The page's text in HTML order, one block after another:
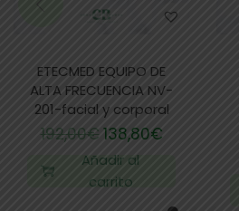
ETECMED EQUIPO DE
ALTA FRECUENCIA NV-
201-facial y corporal
192,00€138,80€
Añadir al
carrito